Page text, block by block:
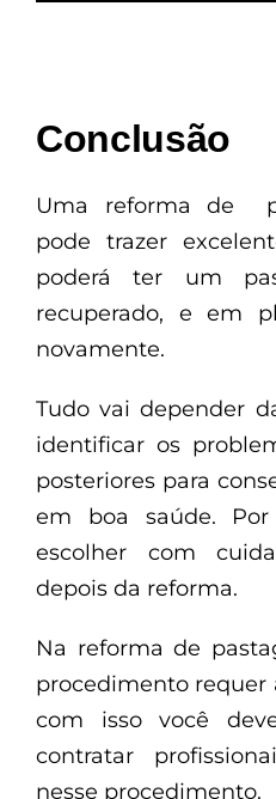
Conclusão
Uma reforma de
pode trazer
poderá ter um
recuperado, e em
novamente.
Tudo vai depender
identificar os
posteriores para
em boa saúde.
escolher com
depois da reforma.
Na reforma de
procedimento requer
com isso você
contratar
nesse procedimento.